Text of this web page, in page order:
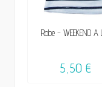
VENDU, VICTIME
Robe - WEEKEND
5,50 €